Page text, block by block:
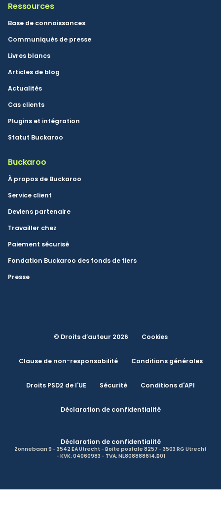
Ressources
Base de connaissances
Communiqués de presse
Livres blancs
Articles de blog
Actualités
Cas clients
Plugins et intégration
Statut Buckaroo
Buckaroo
À propos de Buckaroo
Service client
Deviens partenaire
Travailler chez
Paiement sécurisé
Fondation Buckaroo des fonds de tiers
Presse
© Droits d’auteur 2026 Cookies
Clause de non-responsabilité Conditions générales
Droits PSD2 de l'UE Sécurité Conditions d'API
Déclaration de confidentialité
Déclaration de confidentialité
Zonnebaan 9 - 3542 EA Utrecht - Boîte postale 8257 - 3503 RG Utrecht
- KVK: 04060983 - TVA: NL808888614.B01